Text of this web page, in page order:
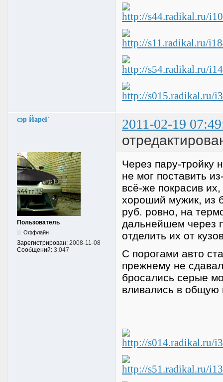
сэр ЙареГ 2011-02-19
Пользователь
Оффлайн
Зарегистрирован: 2008-11-08
Сообщений: 3,047
Через пару-тройку
не мог поставить
всё-же покрасив
хороший мужик, из
руб. ровно, на
дальнейшем через
отделить их от
С порогами авто
прежнему не
бросались серые
вливались в общую